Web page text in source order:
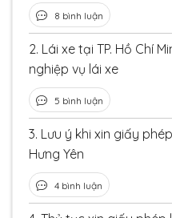
8 bình luận
2. Lái xe tại TP. Hồ Chí
nghiệp vụ lái xe
5 bình luận
3. Lưu ý khi xin giấy
Hưng Yên
4 bình luận